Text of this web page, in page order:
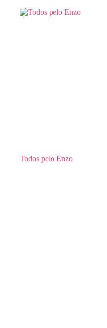
Todos pelo Enzo